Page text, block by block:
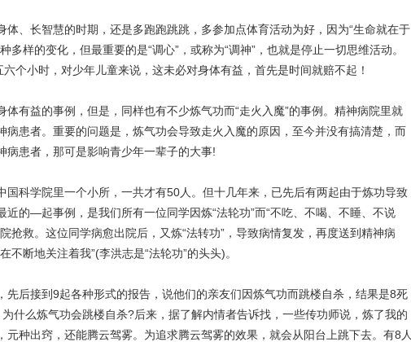
、长智慧的时期，还是多跑跑跳跳，多参加点体育活动为好，因为“生命就在于
多样的变化，但最重要的是“调心”，或称为“调神”，也就是停止一切思维活动。
六个小时，对少年儿童来说，这未必对身体有益，首先是时间就赔不起！
有益的事例，但是，同样也有不少炼气功而“走火入魔”的事例。精神病院里就
病患者。重要的问题是，炼气功会导致走火入魔的原因，至今并没有搞清楚，而
病患者，那可是影响青少年一辈子的大事!
科学院里一个小所，一共才有50人。但十几年来，已先后有两起由于炼功导致
近的—起事例，是我们所有一位同学因炼“法轮功”而“不吃、不喝、不睡、不说
抢救。这位同学病愈出院后，又炼“法转功”，导致病情复发，再度送到精神病
不断地关注着我”(李洪志是“法轮功”的头头)。
后接到9起各种形式的报告，说他们的亲友们因炼气功而跳楼自杀，结果是8死
什么炼气功会跳楼自杀?后来，据了解内情者告诉找，一些传功师说，炼了我的
元种出窍，还能腾云驾雾。为追求腾云驾雾的效果，就会从阳台上跳下去。有8人